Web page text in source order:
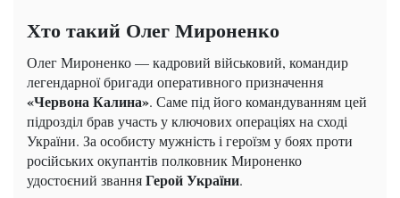
Хто такий Олег Мироненко
Олег Мироненко — кадровий військовий, командир
легендарної бригади оперативного призначення
«Червона Калина». Саме під його командуванням цей
підрозділ брав участь у ключових операціях на сході
України. За особисту мужність і героїзм у боях проти
російських окупантів полковник Мироненко
удостоєний званняГерой України.